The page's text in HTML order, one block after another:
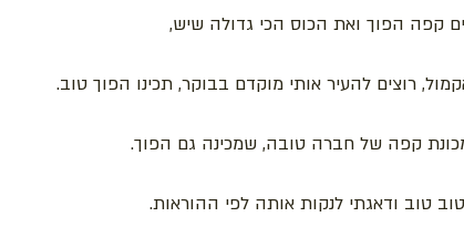
קפה הפוך ואת הכוס הכי גדולה שיש,
רוצים להעיר אותי מוקדם בבוקר, תכינו הפוך טוב.
קפה של חברה טובה, שמכינה גם הפוך.
טוב ודאגתי לנקות אותה לפי ההוראות.